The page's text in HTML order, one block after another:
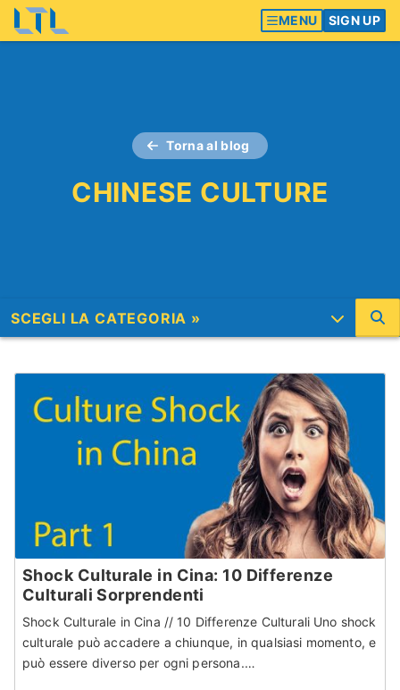
MENU SIGN UP
Torna al blog
CHINESE CULTURE
Shock Culturale in Cina: 10 Differenze
Culturali Sorprendenti
Shock Culturale in Cina // 10 Differenze Culturali Uno shock
culturale può accadere a chiunque, in qualsiasi momento, e
può essere diverso per ogni persona.…